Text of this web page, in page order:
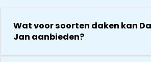
Wat voor soorten daken kan
Jan aanbieden?